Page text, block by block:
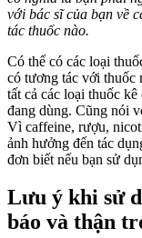
với bác sĩ của bạn về
tác thuốc nào.
Có thể có các loại
có tương tác với thuốc
tất cả các loại thuốc
đang dùng. Cũng nói
Vì caffeine, rượu,
ảnh hưởng đến tác
đơn biết nếu bạn sử
Lưu ý khi sử
báo và thận